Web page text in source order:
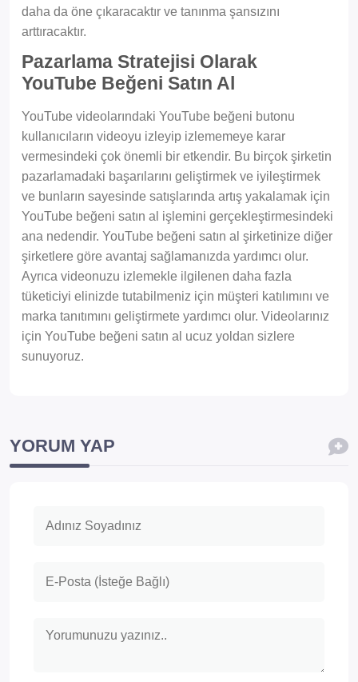
daha da öne çıkaracaktır ve tanınma şansızını
arttıracaktır.
Pazarlama Stratejisi Olarak
YouTube Beğeni Satın Al
YouTube videolarındaki YouTube beğeni butonu
kullanıcıların videoyu izleyip izlememeye karar
vermesindeki çok önemli bir etkendir. Bu birçok şirketin
pazarlamadaki başarılarını geliştirmek ve iyileştirmek
ve bunların sayesinde satışlarında artış yakalamak için
YouTube beğeni satın al işlemini gerçekleştirmesindeki
ana nedendir. YouTube beğeni satın al şirketinize diğer
şirketlere göre avantaj sağlamanızda yardımcı olur.
Ayrıca videonuzu izlemekle ilgilenen daha fazla
tüketiciyi elinizde tutabilmeniz için müşteri katılımını ve
marka tanıtımını geliştirmete yardımcı olur. Videolarınız
için YouTube beğeni satın al ucuz yoldan sizlere
sunuyoruz.
YORUM YAP